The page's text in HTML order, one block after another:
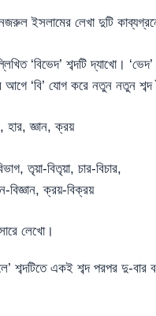
ইসলামের লেখা দুটি
‘বিভেদ’ শব্দটি দ্যাখো।
আগে ‘বি’ যোগ করে নতুন নতুন
হার, জ্ঞান, ক্রয়
তৃয়া-বিতৃয়া, চার-বিচার,
বিজ্ঞান, ক্রয়-বিক্রয়
লেখো।
শব্দটিতে একই শব্দ পরপর দু-